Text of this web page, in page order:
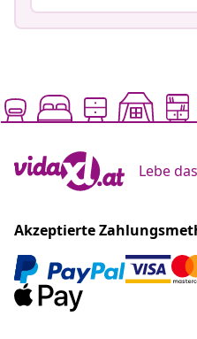
Lebe
Akzeptierte